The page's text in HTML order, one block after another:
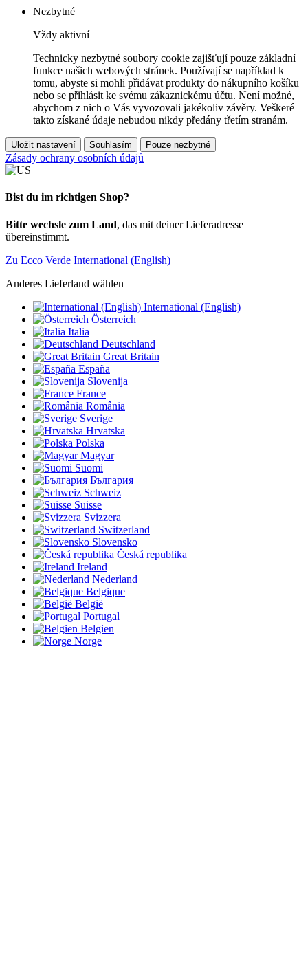
Nezbytné
Vždy aktivní
Technicky nezbytné soubory cookie zajišťují pouze základní
funkce našich webových stránek. Používají se například k
tomu, abyste si mohli přidávat produkty do nákupního košíku
nebo se přihlásit ke svému zákaznickému účtu. Není možné,
abychom z nich o Vás vyvozovali jakékoliv závěry. Veškeré
takto získané údaje nebudou nikdy předány třetím stranám.
Uložit nastavení Souhlasím Pouze nezbytné
Zásady ochrany osobních údajů
Bist du im richtigen Shop?
Bitte wechsle zum Land, das mit deiner Lieferadresse
übereinstimmt.
Zu Ecco Verde International (English)
Anderes Lieferland wählen
International (English)
Österreich
Italia
Deutschland
Great Britain
España
Slovenija
France
România
Sverige
Hrvatska
Polska
Magyar
Suomi
България
Schweiz
Suisse
Svizzera
Switzerland
Slovensko
Česká republika
Ireland
Nederland
Belgique
België
Portugal
Belgien
Norge